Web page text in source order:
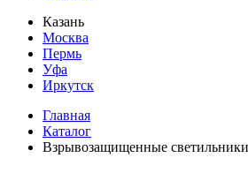
Казань
Москва
Пермь
Уфа
Иркутск
Главная
Каталог
Взрывозащищенные